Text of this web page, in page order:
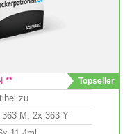
**
zu
M, 2x 363 Y